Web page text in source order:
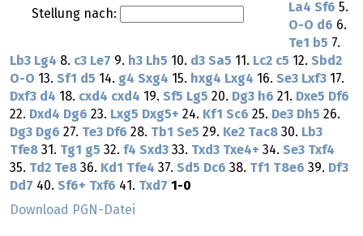
Stellung nach:
La4 Sf6 5.
O-O d6 6.
Te1
b5 7.
Lb3 Lg4 8. c3 Le7 9. h3 Lh5 10. d3 Sa5 11. Lc2 c5 12. Sbd2
O-O 13. Sf1 d5 14. g4 Sxg4 15. hxg4 Lxg4 16. Se3 Lxf3 17.
Dxf3 d4 18. cxd4 cxd4 19. Sf5 Lg5 20. Dg3 h6 21. Dxe5 Df6
22. Dxd4 Dg6 23. Lxg5 Dxg5+ 24. Kf1 Sc6 25. De3 Dh5 26.
Dg3 Dg6 27. Te3 Df6 28. Tb1 Se5 29. Ke2 Tac8 30. Lb3
Tfe8 31. Tg1 g5 32. f4 Sxd3 33. Txd3 Txe4+ 34. Se3 Txf4
35. Td2 Te8 36. Kd1 Tfe4 37. Sd5 Dc6 38. Tf1 T8e6 39. Df3
Dd7 40. Sf6+ Txf6 41. Txd7 1-0
Download PGN-Datei